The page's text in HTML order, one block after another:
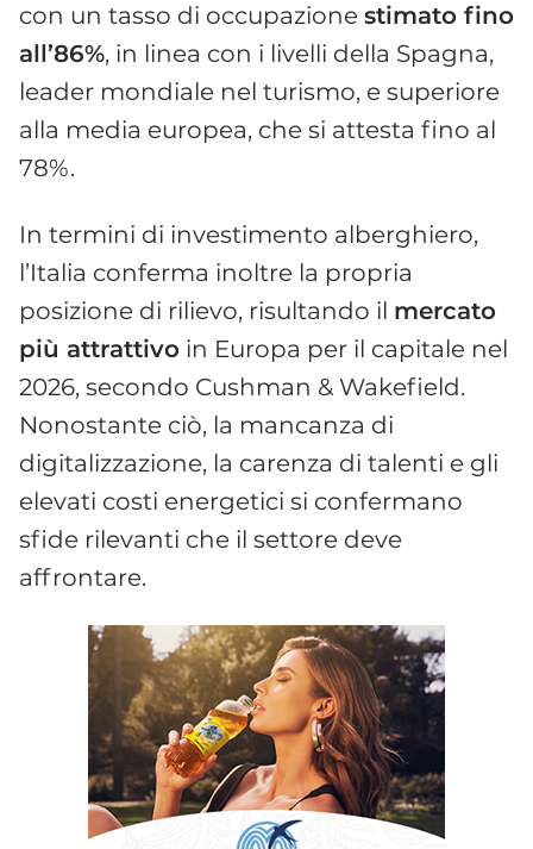
con un tasso di occupazione stimato fino
all’86%, in linea con i livelli della Spagna,
leader mondiale nel turismo, e superiore
alla media europea, che si attesta fino al
78%.
In termini di investimento alberghiero,
l’Italia conferma inoltre la propria
posizione di rilievo, risultando il mercato
più attrattivo in Europa per il capitale nel
2026, secondo Cushman & Wakefield.
Nonostante ciò, la mancanza di
digitalizzazione, la carenza di talenti e gli
elevati costi energetici si confermano
sfide rilevanti che il settore deve
affrontare.